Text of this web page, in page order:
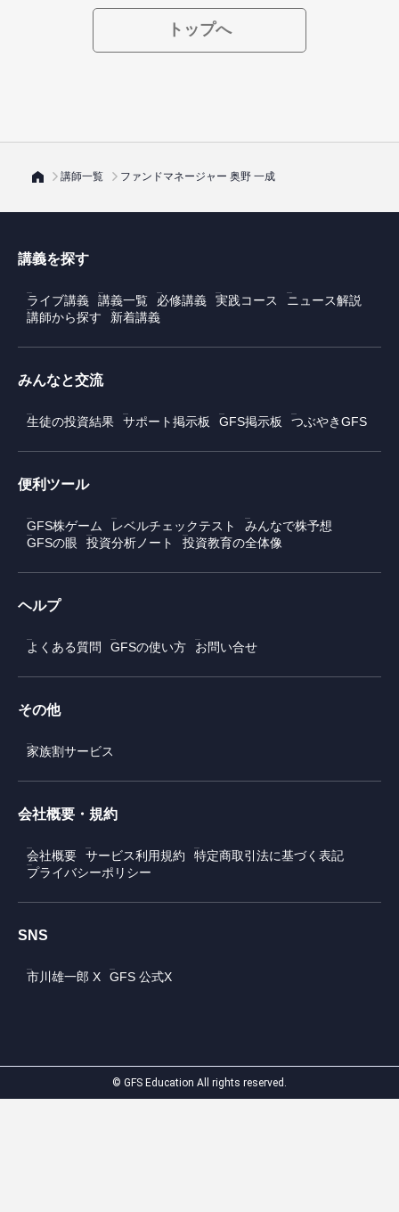
トップへ
講師一覧 ファンドマネージャー 奥野 一成
講義を探す
ライブ講義 講義一覧 必修講義 実践コース
ニュース解説
講師から探す
新着講義
みんなと交流
生徒の投資結果 サポート掲示板 GFS掲示板 つぶやきGFS
便利ツール
GFS株ゲーム レベルチェックテスト
みんなで株予想
GFSの眼
投資分析ノート 投資教育の全体像
ヘルプ
よくある質問 GFSの使い方 お問い合せ
その他
家族割サービス
会社概要・規約
会社概要 サービス利用規約
特定商取引法に基づく表記
プライバシーポリシー
SNS
市川雄一郎 X GFS 公式X
© GFS Education All rights reserved.